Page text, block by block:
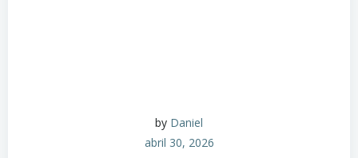
by Daniel
abril 30, 2026